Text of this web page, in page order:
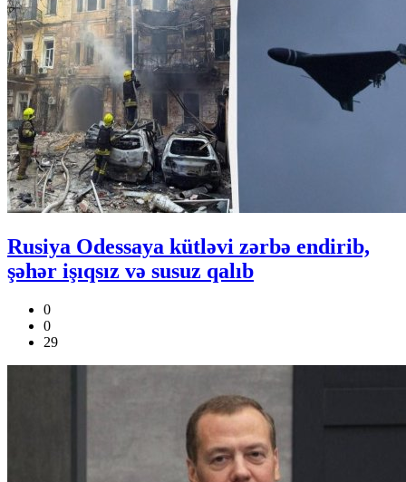
Rusiya Odessaya kütləvi zərbə endirib,
şəhər işıqsız və susuz qalıb
0
0
29